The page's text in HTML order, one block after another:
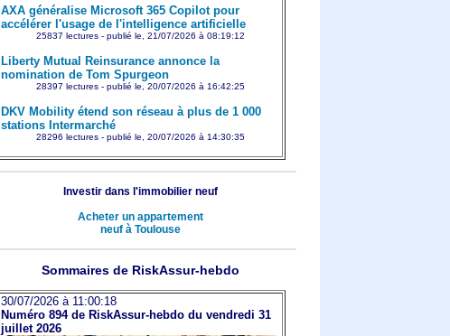
AXA généralise Microsoft 365 Copilot pour
accélérer l'usage de l'intelligence artificielle
25837 lectures - publié le, 21/07/2026 à 08:19:12
Liberty Mutual Reinsurance annonce la
nomination de Tom Spurgeon
28397 lectures - publié le, 20/07/2026 à 16:42:25
DKV Mobility étend son réseau à plus de 1 000
stations Intermarché
28296 lectures - publié le, 20/07/2026 à 14:30:35
Investir dans l'immobilier neuf
Acheter un appartement
neuf à Toulouse
Sommaires de RiskAssur-hebdo
30/07/2026 à 11:00:18
Numéro 894 de RiskAssur-hebdo du vendredi 31
juillet 2026